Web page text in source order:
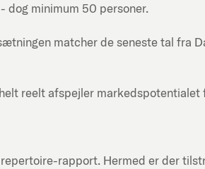
dog minimum 50 personer.
matcher de seneste tal fra
reelt afspejler
rapport. Hermed er der